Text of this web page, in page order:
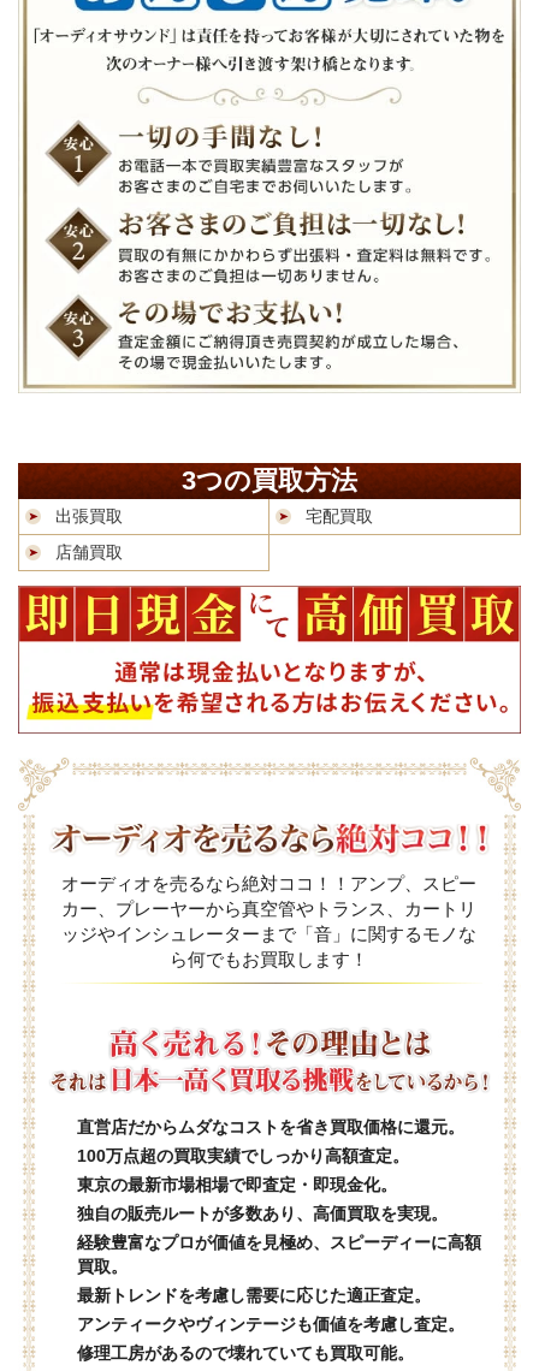
3つの買取方法
出張買取
宅配買取
店舗買取
オーディオを売るなら絶対ココ！！アンプ、スピー
カー、プレーヤーから真空管やトランス、カートリ
ッジやインシュレーターまで「音」に関するモノな
ら何でもお買取します！
直営店だからムダなコストを省き買取価格に還元。
100万点超の買取実績でしっかり高額査定。
東京の最新市場相場で即査定・即現金化。
独自の販売ルートが多数あり、高価買取を実現。
経験豊富なプロが価値を見極め、スピーディーに高額
買取。
最新トレンドを考慮し需要に応じた適正査定。
アンティークやヴィンテージも価値を考慮し査定。
修理工房があるので壊れていても買取可能。